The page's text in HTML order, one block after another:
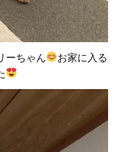
ーちゃん
お家に入る